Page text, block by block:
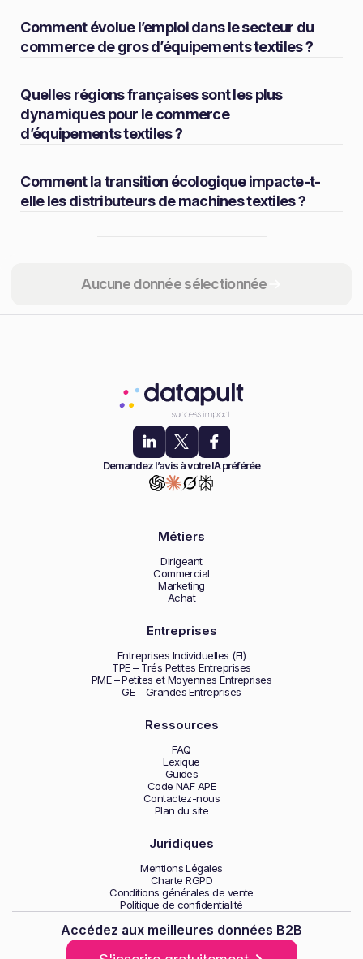
Aucune donnée sélectionnée
Comment évolue l’emploi dans le secteur du
commerce de gros d’équipements textiles ?
Quelles régions françaises sont les plus
dynamiques pour le commerce
d’équipements textiles ?
Comment la transition écologique impacte-t-
elle les distributeurs de machines textiles ?
Partager
Demandez l’avis à votre IA préférée
Métiers
Dirigeant
Commercial
Marketing
Achat
Entreprises
Entreprises Individuelles (EI)
TPE – Trés Petites Entreprises
PME – Petites et Moyennes Entreprises
GE – Grandes Entreprises
Ressources
FAQ
Lexique
Guides
Code NAF APE
Contactez-nous
Plan du site
Juridiques
Mentions Légales
Charte RGPD
Conditions générales de vente
Politique de confidentialité
Accédez aux meilleures données B2B